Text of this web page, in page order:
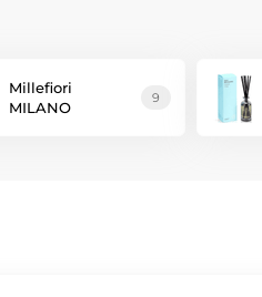
Millefiori
MILANO
9